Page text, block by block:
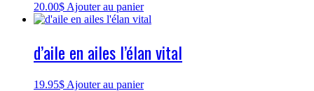
20.00$ Ajouter au panier
d’aile en ailes l’élan vital
19.95$ Ajouter au panier